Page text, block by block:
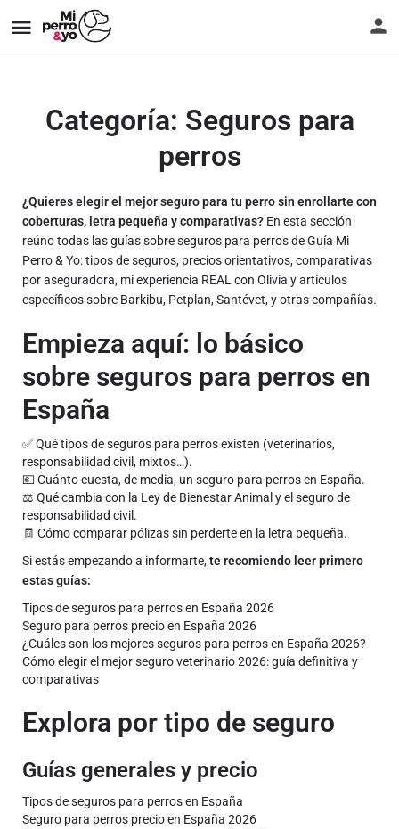
Categoría: Seguros para
perros
¿Quieres elegir el mejor seguro para tu perro sin enrollarte con
coberturas, letra pequeña y comparativas? En esta sección
reúno todas las guías sobre seguros para perros de Guía Mi
Perro & Yo: tipos de seguros, precios orientativos, comparativas
por aseguradora, mi experiencia REAL con Olivia y artículos
específicos sobre Barkibu, Petplan, Santévet, y otras compañías.
Empieza aquí: lo básico
sobre seguros para perros en
España
✅ Qué tipos de seguros para perros existen (veterinarios,
responsabilidad civil, mixtos…).
💶 Cuánto cuesta, de media, un seguro para perros en España.
⚖️ Qué cambia con la Ley de Bienestar Animal y el seguro de
responsabilidad civil.
🧾 Cómo comparar pólizas sin perderte en la letra pequeña.
Si estás empezando a informarte,te recomiendo leer primero
estas guías:
Tipos de seguros para perros en España 2026
Seguro para perros precio en España 2026
¿Cuáles son los mejores seguros para perros en España 2026?
Cómo elegir el mejor seguro veterinario 2026: guía definitiva y
comparativas
Explora por tipo de seguro
Guías generales y precio
Tipos de seguros para perros en España
Seguro para perros precio en España 2026